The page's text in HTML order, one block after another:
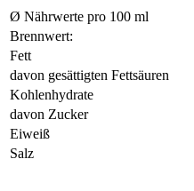
Ø Nährwerte pro 100 ml
Brennwert:
Fett
davon gesättigten Fettsäuren
Kohlenhydrate
davon Zucker
Eiweiß
Salz